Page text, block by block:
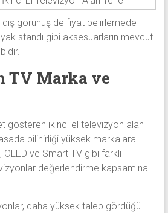
görünüş de fiyat belirlemede
standı gibi aksesuarların mevcut
TV Marka ve
gösteren ikinci el televizyon alan
bilinirliği yüksek markalara
OLED ve Smart TV gibi farklı
değerlendirme kapsamına
daha yüksek talep gördüğü